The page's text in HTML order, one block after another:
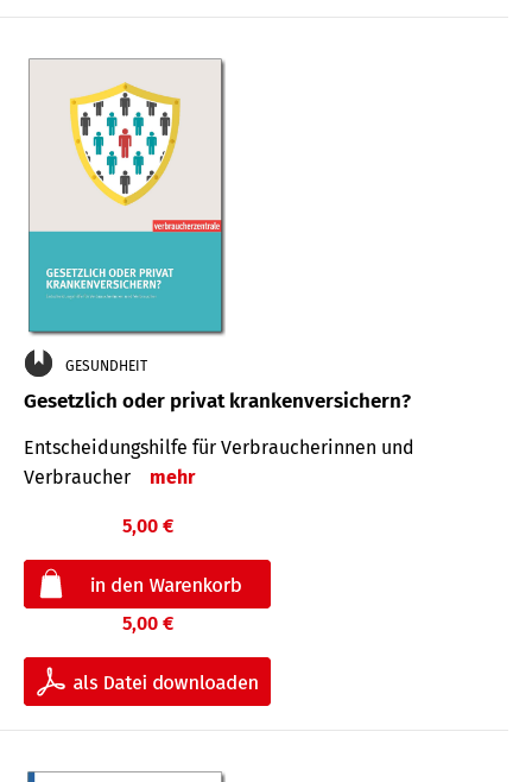
GESUNDHEIT
Gesetzlich oder privat krankenversichern?
Entscheidungshilfe für Verbraucherinnen und
Verbraucher
mehr
5,00 €
5,00 €